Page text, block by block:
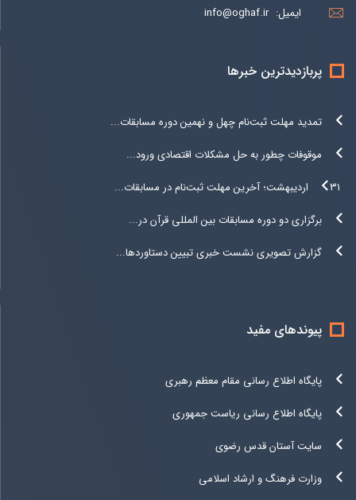
ایمیل: info@oghaf.ir
پربازدیدترین خبرها
تمدید مهلت ثبت‌نام چهل و نهمین دوره مسابقات...
موقوفات چطور به حل مشکلات اقتصادی ورود...
۳۱ اردیبهشت؛ آخرین مهلت ثبت‌نام در مسابقات...
برگزاری دو دوره مسابقات بین المللی قرآن در...
گزارش تصویری نشست خبری تبیین دستاوردها...
پیوندهای مفید
پایگاه اطلاع رسانی مقام معظم رهبری
پایگاه اطلاع رسانی ریاست جمهوری
سایت آستان قدس رضوی
وزارت فرهنگ و ارشاد اسلامی